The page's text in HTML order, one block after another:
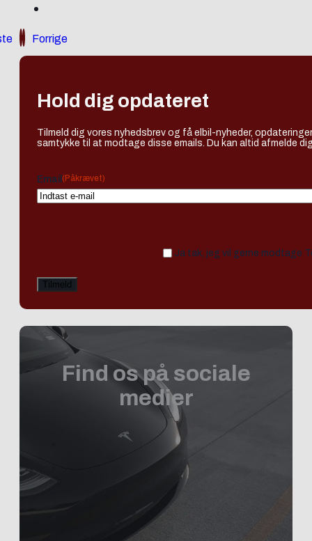
Forrige
Hold dig opdateret
Tilmeld dig vores nyhedsbrev og få elbil-nyheder,
samtykke til at modtage disse emails. Du kan altid afmelde
Email (Påkrævet)
Ja tak, jeg vil gerne modtage
Find os på sociale
medier